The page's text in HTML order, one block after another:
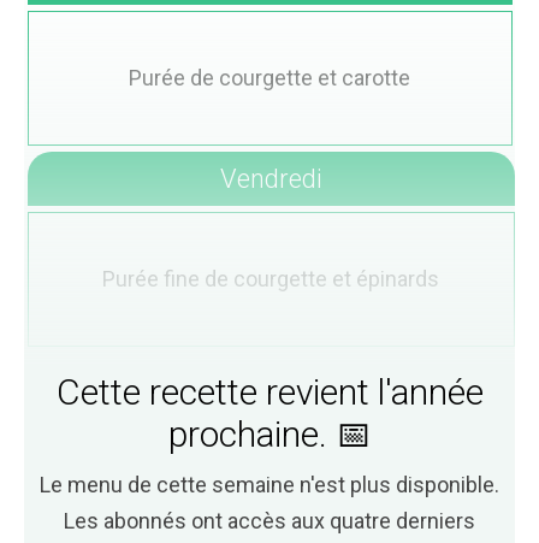
Purée de courgette et carotte
Vendredi
Purée fine de courgette et épinards
Cette recette revient l'année
prochaine. 📅
Le menu de cette semaine n'est plus disponible.
Les abonnés ont accès aux quatre derniers